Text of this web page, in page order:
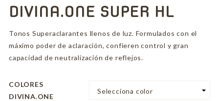
DIVINA.ONE SUPER HL
Tonos Superaclarantes llenos de luz. Formulados con el
máximo poder de aclaración, confieren control y gran
capacidad de neutralización de reflejos.
COLORES
DIVINA.ONE